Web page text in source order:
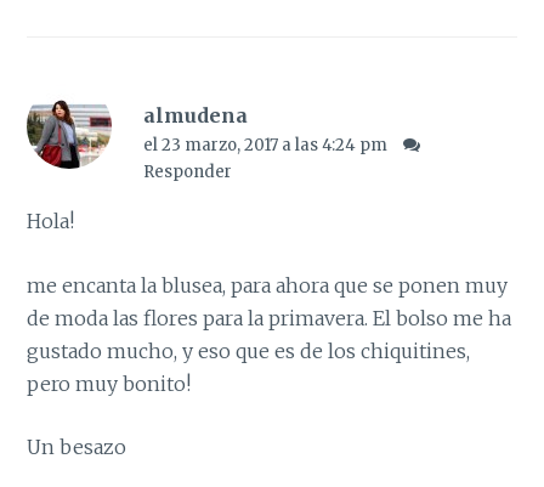
almudena
el 23 marzo, 2017 a las 4:24 pm
Responder
Hola!
me encanta la blusea, para ahora que se ponen muy
de moda las flores para la primavera. El bolso me ha
gustado mucho, y eso que es de los chiquitines,
pero muy bonito!
Un besazo